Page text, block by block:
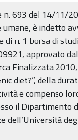
n. 693 del 14/11/
umane, è indetto
di n. 1 borsa di
approvato
Finalizzata
diet?”, della
e compenso
il Dipartimento
dell’Università